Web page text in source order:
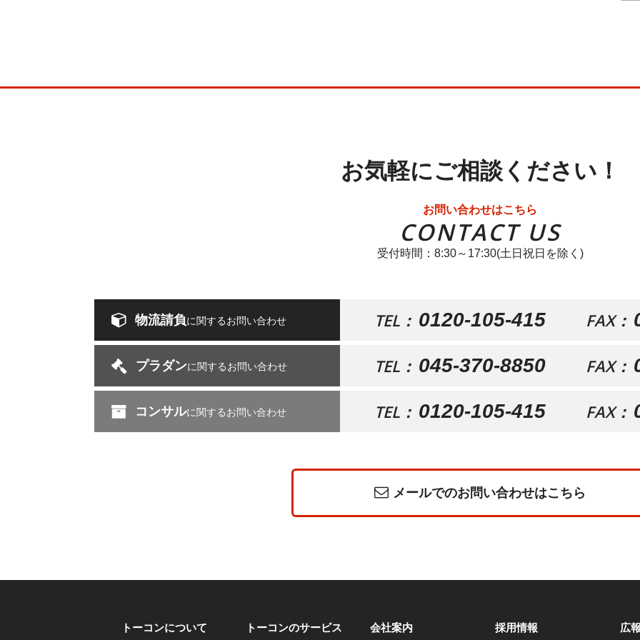
お気軽にご相談ください！
お問い合わせはこちら
CONTACT US
受付時間：8:30～17:30(土日祝日を除く)
物流請負に関するお問い合わせ TEL： 0120-105-415 FAX：
プラダンに関するお問い合わせ TEL： 045-370-8850 FAX：
コンサルに関するお問い合わせ TEL： 0120-105-415 FAX：
メールでのお問い合わせはこちら
トーコンについて トーコンのサービス 会社案内 採用情報 広報